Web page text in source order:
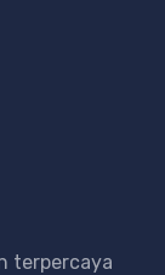
terpercaya